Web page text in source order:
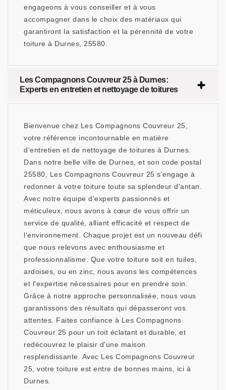
engageons à vous conseiller et à vous
accompagner dans le choix des matériaux qui
garantiront la satisfaction et la pérennité de votre
toiture à Durnes, 25580.
Les Compagnons Couvreur 25 à Durnes:
Experts en entretien et nettoyage de toitures
Bienvenue chez Les Compagnons Couvreur 25,
votre référence incontournable en matière
d'entretien et de nettoyage de toitures à Durnes.
Dans notre belle ville de Durnes, et son code postal
25580, Les Compagnons Couvreur 25 s'engage à
redonner à votre toiture toute sa splendeur d'antan.
Avec notre équipe d'experts passionnés et
méticuleux, nous avons à cœur de vous offrir un
service de qualité, alliant efficacité et respect de
l'environnement. Chaque projet est un nouveau défi
que nous relevons avec enthousiasme et
professionnalisme. Que votre toiture soit en tuiles,
ardoises, ou en zinc, nous avons les compétences
et l'expertise nécessaires pour en prendre soin.
Grâce à notre approche personnalisée, nous vous
garantissons des résultats qui dépasseront vos
attentes. Faites confiance à Les Compagnons
Couvreur 25 pour un toit éclatant et durable, et
redécouvrez le plaisir d'une maison
resplendissante. Avec Les Compagnons Couvreur
25, votre toiture est entre de bonnes mains, ici à
Durnes.